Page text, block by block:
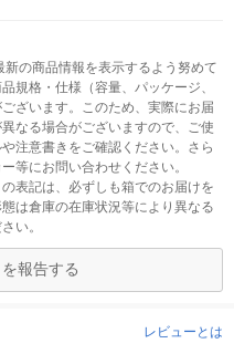
の商品情報を表示するよう努めて
規格・仕様（容量、パッケージ、
ざいます。このため、実際にお届
なる場合がございますので、ご使
注意書きをご確認ください。さら
等にお問い合わせください。
表記は、必ずしも箱でのお届けを
は倉庫の在庫状況等により異なる
い。
報告する
レビューとは